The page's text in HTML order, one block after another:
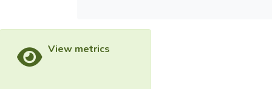
View metrics